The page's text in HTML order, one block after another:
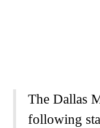
The Dallas
following